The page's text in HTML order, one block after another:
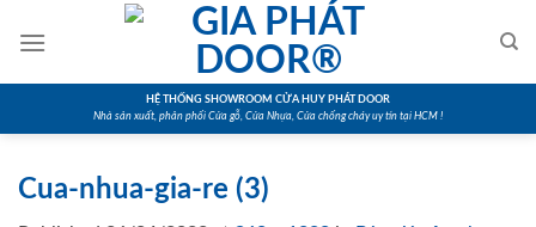
HỆ THỐNG SHOWROOM CỬA HUY PHÁT DOOR
Nhà sản xuất, phân phối Cửa gỗ, Cửa Nhựa, Cửa chống cháy uy tín tại HCM !
Cua-nhua-gia-re (3)